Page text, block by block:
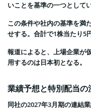
いことを基準の一つとしてい
この条件や社内の基準を満
せする。合計で1株当たり5
報道によると、上場企業が
用するのは日本初となる。
業績予想と特別配当の
同社の2027年3月期の連結